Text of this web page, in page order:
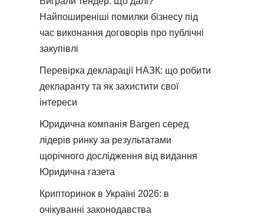
Найпоширеніші помилки бізнесу під
час виконання договорів про публічні
закупівлі
Перевірка декларації НАЗК: що робити
декларанту та як захистити свої
інтереси
Юридична компанія Bargen серед
лідерів ринку за результатами
щорічного дослідження від видання
Юридична газета
Крипторинок в Україні 2026: в
очікуванні законодавства